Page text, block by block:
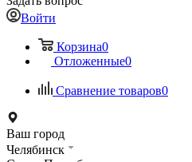
Войти
Корзина0
Отложенные0
Сравнение товаров0
Ваш город
Челябинск